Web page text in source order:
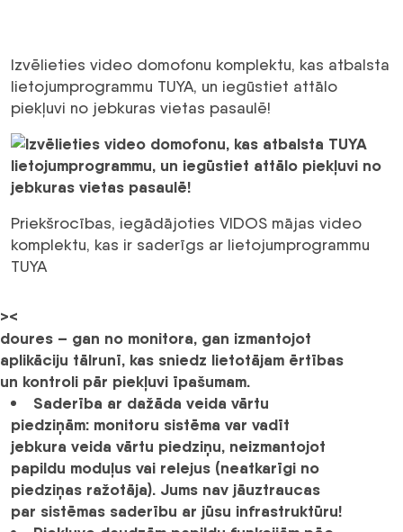
Izvēlieties video domofonu komplektu, kas atbalsta
lietojumprogrammu TUYA, un iegūstiet attālo
piekļuvi no jebkuras vietas pasaulē!
Priekšrocības, iegādājoties VIDOS mājas video
komplektu, kas ir saderīgs ar lietojumprogrammu
TUYA
><
doures – gan no monitora, gan izmantojot
aplikāciju tālrunī, kas sniedz lietotājam ērtības
un kontroli pār piekļuvi īpašumam.
Saderība ar dažāda veida vārtu
piedziņām: monitoru sistēma var vadīt
jebkura veida vārtu piedziņu, neizmantojot
papildu moduļus vai relejus (neatkarīgi no
piedziņas ražotāja). Jums nav jāuztraucas
par sistēmas saderību ar jūsu infrastruktūru!